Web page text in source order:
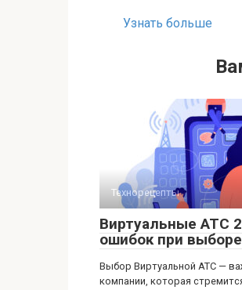
Узнать больше
Технорецепты
Виртуальные АТС
ошибок при
Выбор Виртуальной АТС —
компании, которая